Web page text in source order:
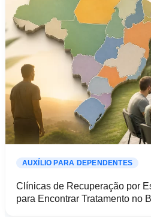
AUXÍLIO PARA DEPENDENTES
Clínicas de Recuperação por
para Encontrar Tratamento no